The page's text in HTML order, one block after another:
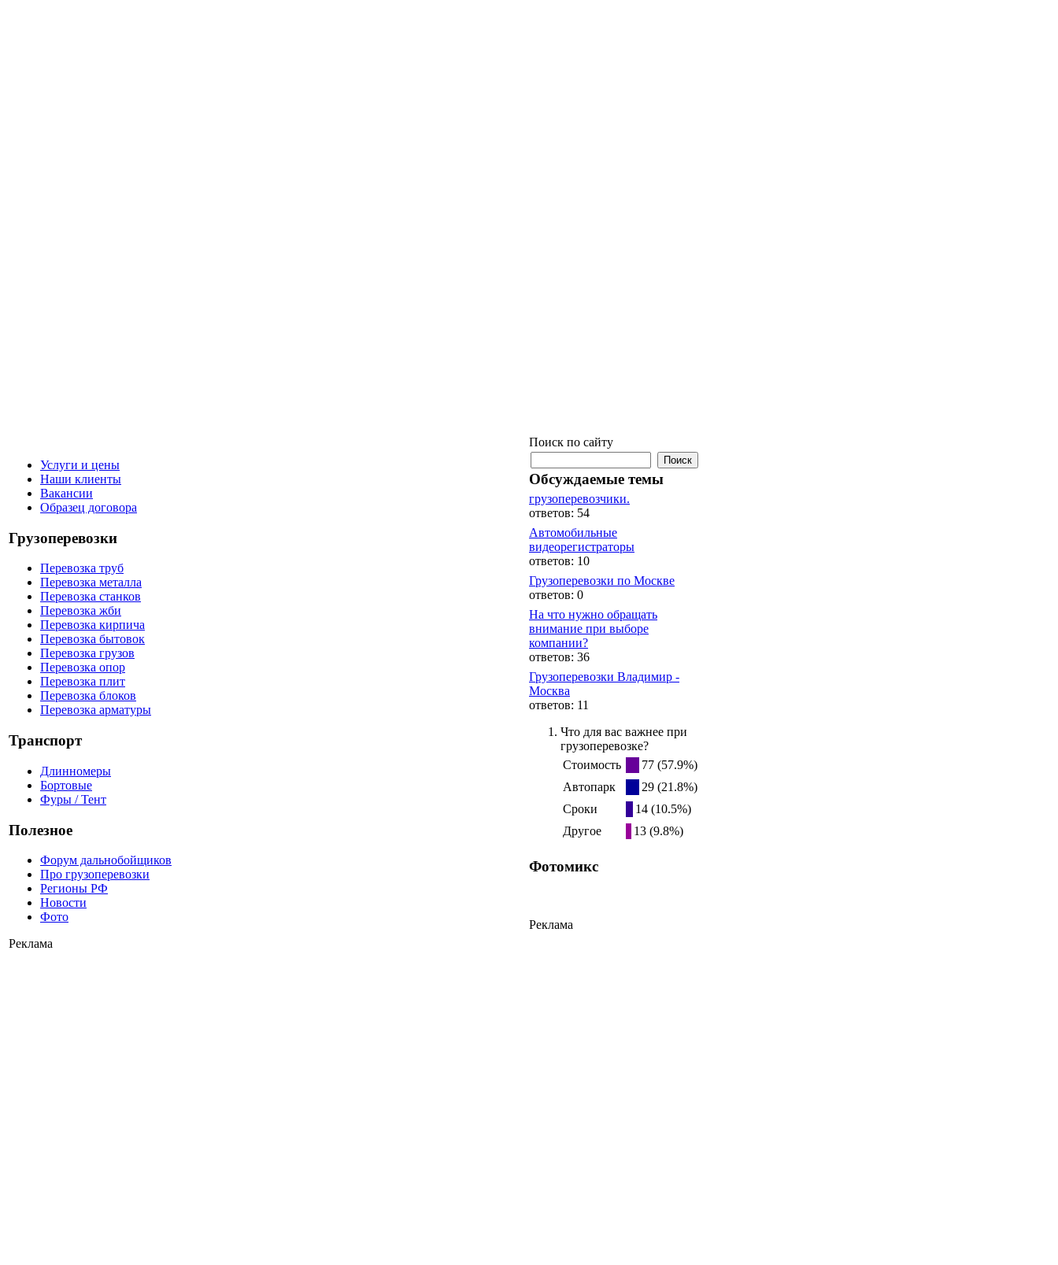
Услуги и цены
Наши клиенты
Вакансии
Образец договора
Грузоперевозки
Перевозка труб
Перевозка металла
Перевозка станков
Перевозка жби
Перевозка кирпича
Перевозка бытовок
Перевозка грузов
Перевозка опор
Перевозка плит
Перевозка блоков
Перевозка арматуры
Транспорт
Длинномеры
Бортовые
Фуры / Тент
Полезное
Форум дальнобойщиков
Про грузоперевозки
Регионы РФ
Новости
Фото
Реклама
Поиск по сайту
Обсуждаемые темы
грузоперевозчики.
ответов: 54
Автомобильные
видеорегистраторы
ответов: 10
Грузоперевозки по Москве
ответов: 0
На что нужно обращать
внимание при выборе
компании?
ответов: 36
Грузоперевозки Владимир -
Москва
ответов: 11
Что для вас важнее при
грузоперевозке?
Стоимость
77 (57.9%)
Автопарк
29 (21.8%)
Сроки
14 (10.5%)
Другое
13 (9.8%)
Фотомикс
Реклама